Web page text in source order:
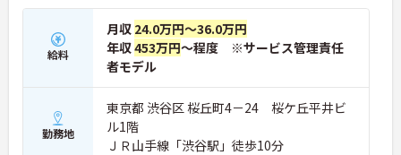
給料
月収 24.0万円～36.0万円
年収453万円～程度 ※サービス管理責任
者モデル
勤務地
東京都 渋谷区 桜丘町4－24 桜ケ丘平井ビ
ル1階
ＪＲ山手線「渋谷駅」徒歩10分